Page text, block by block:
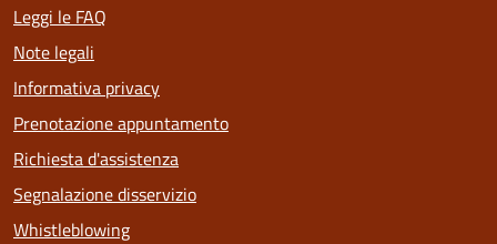
Leggi le FAQ
Note legali
Informativa privacy
Prenotazione appuntamento
Richiesta d'assistenza
Segnalazione disservizio
Whistleblowing